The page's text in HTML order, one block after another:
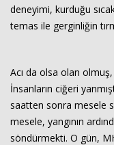
deneyimi, kurduğu
temas ile gerginliğin
Acı da olsa olan olmuş,
İnsanların ciğeri
saatten sonra mesele
mesele, yangının
söndürmekti. O gün,